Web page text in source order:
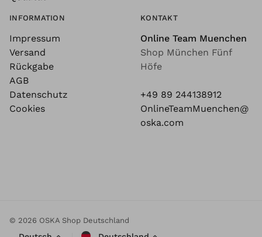
INFORMATION
Impressum
Versand
Rückgabe
AGB
Datenschutz
Cookies
KONTAKT
Online Team Muenchen
Shop München Fünf
Höfe
+49 89 244138912
OnlineTeamMuenchen@
oska.com
© 2026 OSKA Shop Deutschland